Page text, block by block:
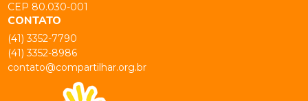
CEP 80.030-001
CONTATO
(41) 3352-7790
(41) 3352-8986
contato@compartilhar.org.br